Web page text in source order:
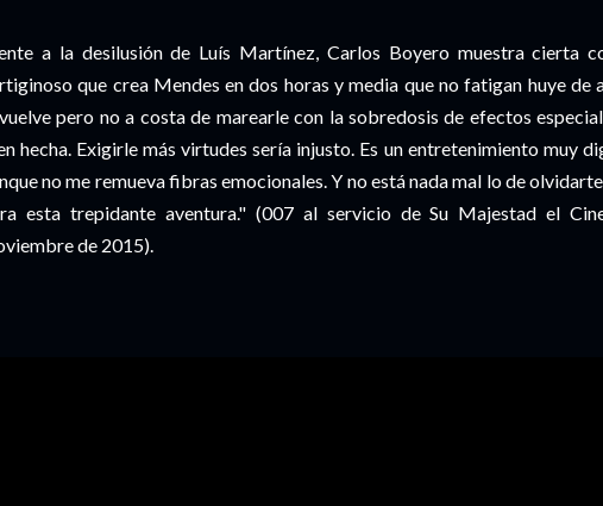
a la desilusión de Luís Martínez, Carlos Boyero muestra cierta
que crea Mendes en dos horas y media que no fatigan huye de
pero no a costa de marearle con la sobredosis de efectos
hecha. Exigirle más virtudes sería injusto. Es un entretenimiento muy
no me remueva fibras emocionales. Y no está nada mal lo de
esta trepidante aventura." (007 al servicio de Su Majestad el
de 2015).